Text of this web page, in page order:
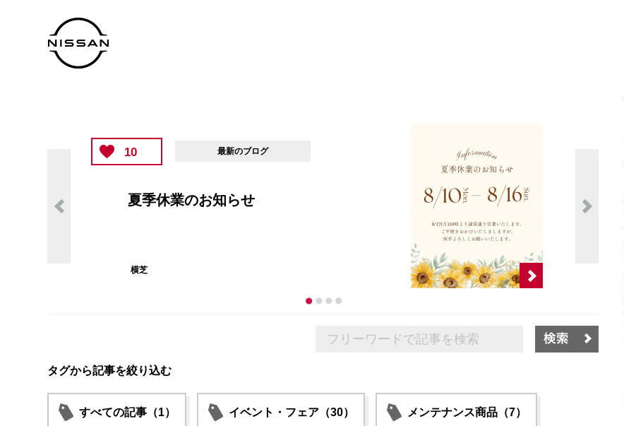
10 最新のブログ
定休日のお知らせ
横芝
タグから記事を絞り込む
すべての記事（1） イベント・フェア（30） メンテナンス商品（7）